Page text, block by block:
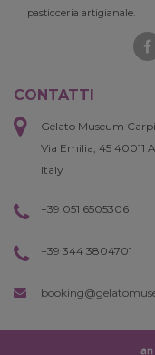
pasticceria artigianale.
CONTATTI
Gelato Museum
Via Emilia, 45 40011
Italy
+39 051 6505306
+39 344 3804701